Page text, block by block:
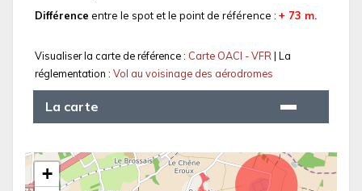
Différence entre le spot et le point de référence : + 73 m.
Visualiser la carte de référence : Carte OACI - VFR| La
réglementation : Vol au voisinage des aérodromes
La carte